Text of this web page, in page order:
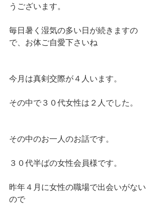
うございます。
毎日暑く湿気の多い日が続きますの
で、お体ご自愛下さいね
今月は真剣交際が４人います。
その中で３０代女性は２人でした。
その中のお一人のお話です。
３０代半ばの女性会員様です。
昨年４月に女性の職場で出会いがない
ので